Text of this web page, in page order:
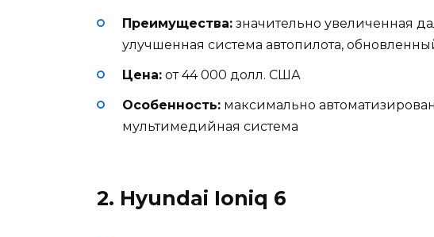
Преимущества: значительно увеличенная
улучшенная система автопилота,
Цена: от 44 000 долл. США
Особенность: максимально
мультимедийная система
2. Hyundai Ioniq 6